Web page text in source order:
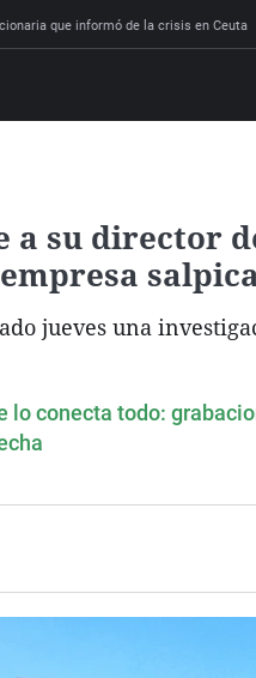
que informó de la crisis en Ceuta
a su director
jueves una
lo conecta todo: